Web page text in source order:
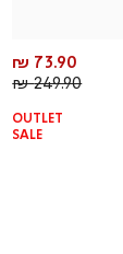
73.90 ₪
249.90 ₪
OUTLET
SALE